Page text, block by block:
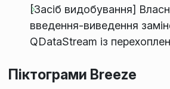
[Засіб видобування]
введення-виведення
QDataStream із
Піктограми Breeze